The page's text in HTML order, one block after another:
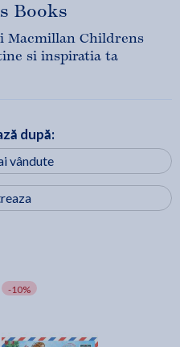
Books
Macmillan Childrens
si inspiratia ta
după:
vândute
-10%